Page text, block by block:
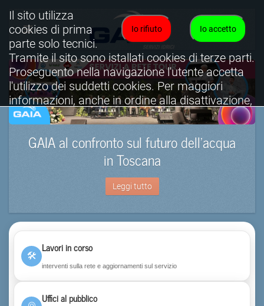
GAIA al confronto sul futuro dell’acqua
in Toscana
Leggi tutto
🛠
Lavori in corso
interventi sulla rete e aggiornamenti sul servizio
Uffici al pubblico
Io accetto
Io rifiuto
Il sito utilizza
cookies di prima
parte solo tecnici.
Tramite il sito sono istallati cookies di terze parti.
Proseguento nella navigazione l'utente accetta
l'utilizzo dei suddetti cookies. Per maggiori
informazioni, anche in ordine alla disattivazione,
è possibile consultare l'informativa cookies
completa.
Visualizza informativa completa.